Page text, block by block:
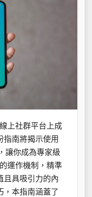
上社群平台上成
指南將揭示使用
讓你成為專家級
運作機制，精準
且具吸引力的內
，本指南涵蓋了